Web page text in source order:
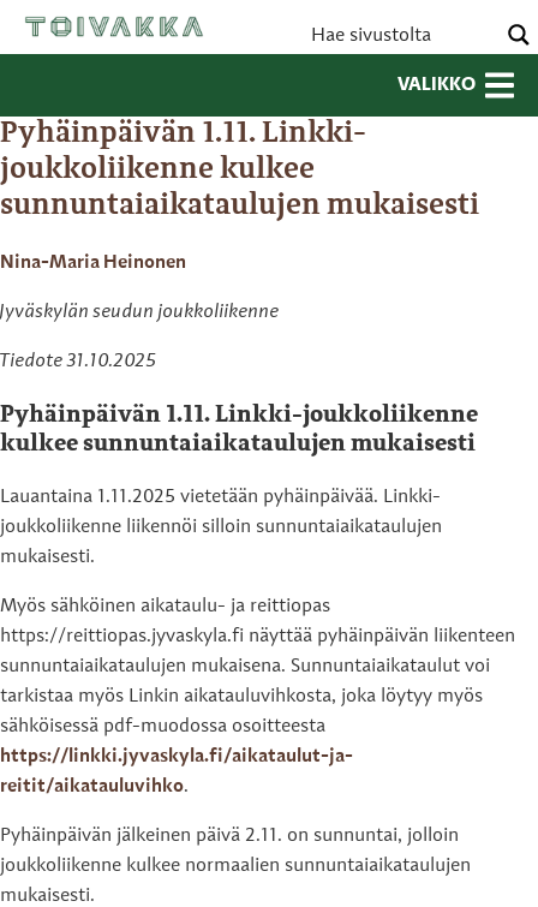
VALIKKO
Pyhäinpäivän 1.11. Linkki-
joukkoliikenne kulkee
sunnuntaiaikataulujen mukaisesti
Nina-Maria Heinonen
Jyväskylän seudun joukkoliikenne
Tiedote 31.10.2025
Pyhäinpäivän 1.11. Linkki-joukkoliikenne
kulkee sunnuntaiaikataulujen mukaisesti
Lauantaina 1.11.2025 vietetään pyhäinpäivää. Linkki-
joukkoliikenne liikennöi silloin sunnuntaiaikataulujen
mukaisesti.
Myös sähköinen aikataulu- ja reittiopas
https://reittiopas.jyvaskyla.fi näyttää pyhäinpäivän liikenteen
sunnuntaiaikataulujen mukaisena. Sunnuntaiaikataulut voi
tarkistaa myös Linkin aikatauluvihkosta, joka löytyy myös
sähköisessä pdf-muodossa osoitteesta
https://linkki.jyvaskyla.fi/aikataulut-ja-
reitit/aikatauluvihko.
Pyhäinpäivän jälkeinen päivä 2.11. on sunnuntai, jolloin
joukkoliikenne kulkee normaalien sunnuntaiaikataulujen
mukaisesti.